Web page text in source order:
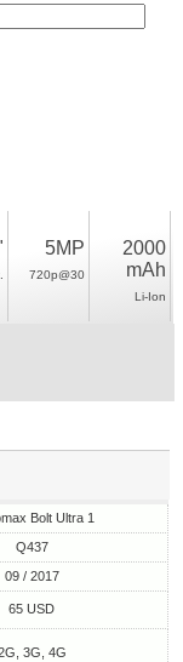
5MP
720p@30
2000
mAh
Li-Ion
Bolt Ultra 1
Q437
09 / 2017
65 USD
3G, 4G